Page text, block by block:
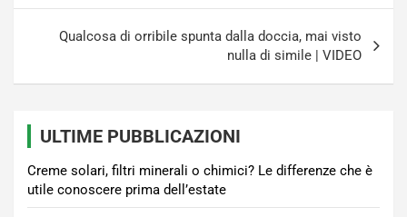
Qualcosa di orribile spunta dalla doccia, mai visto
nulla di simile | VIDEO
ULTIME PUBBLICAZIONI
Creme solari, filtri minerali o chimici? Le differenze che è
utile conoscere prima dell’estate